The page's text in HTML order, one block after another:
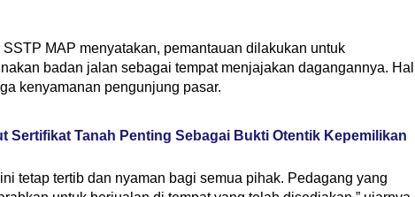
MAP menyatakan, pemantauan dilakukan untuk
badan jalan sebagai tempat menjajakan dagangannya. Hal
kenyamanan pengunjung pasar.
Sertifikat Tanah Penting Sebagai Bukti Otentik Kepemilikan
tetap tertib dan nyaman bagi semua pihak. Pedagang yang